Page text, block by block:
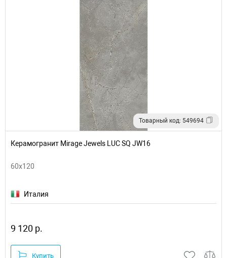
Товарный код: 549694
Керамогранит Mirage Jewels LUC SQ JW16
60x120
Италия
9 120 р.
Купить